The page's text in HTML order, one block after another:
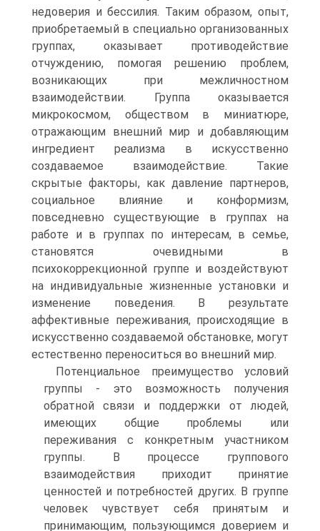
недоверия и бессилия. Таким образом, опыт,
приобретаемый в специально организованных
группах, оказывает противодействие
отчуждению, помогая решению проблем,
возникающих при межличностном
взаимодействии. Группа оказывается
микрокосмом, обществом в миниатюре,
отражающим внешний мир и добавляющим
ингредиент реализма в искусственно
создаваемое взаимодействие. Такие
скрытые факторы, как давление партнеров,
социальное влияние и конформизм,
повседневно существующие в группах на
работе и в группах по интересам, в семье,
становятся очевидными в
психокоррекционной группе и воздействуют
на индивидуальные жизненные установки и
изменение поведения. В результате
аффективные переживания, происходящие в
искусственно создаваемой обстановке, могут
естественно переноситься во внешний мир.
Потенциальное преимущество условий
группы - это возможность получения
обратной связи и поддержки от людей,
имеющих общие проблемы или
переживания с конкретным участником
группы. В процессе группового
взаимодействия приходит принятие
ценностей и потребностей других. В группе
человек чувствует себя принятым и
принимающим, пользующимся доверием и